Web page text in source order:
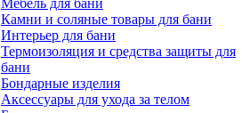
Мебель для бани
Камни и соляные товары для бани
Интерьер для бани
Термоизоляция и средства защиты для
бани
Бондарные изделия
Аксеcсуары для ухода за телом